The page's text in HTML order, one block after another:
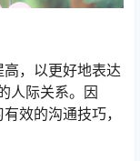
，以更好地表达
人际关系。因
效的沟通技巧，